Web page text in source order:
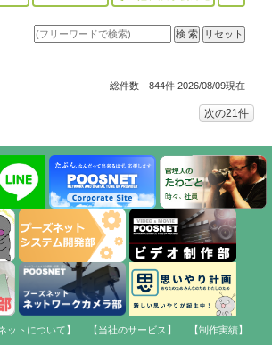
総件数 844件 2026/08/09現在
次の21件
ットについて】 【当社のサービス】
【制作実績】